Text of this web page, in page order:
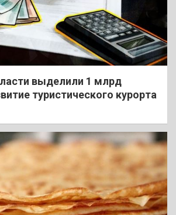
выделили 1 млрд
туристического курорта